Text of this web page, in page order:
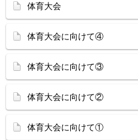
体育大会
体育大会に向けて④
体育大会に向けて③
体育大会に向けて②
体育大会に向けて①